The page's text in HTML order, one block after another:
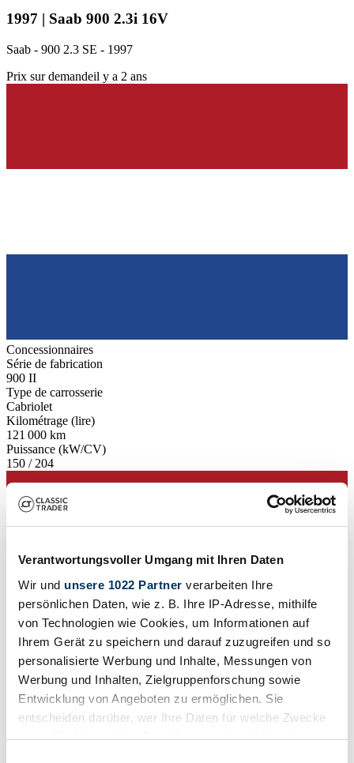
Verantwortungsvoller Umgang mit Ihren Daten
Wir und unsere 1022 Partner verarbeiten Ihre
persönlichen Daten, wie z. B. Ihre IP-Adresse, mithilfe
von Technologien wie Cookies, um Informationen auf
Ihrem Gerät zu speichern und darauf zuzugreifen und so
personalisierte Werbung und Inhalte, Messungen von
Werbung und Inhalten, Zielgruppenforschung sowie
Entwicklung von Angeboten zu ermöglichen. Sie
entscheiden darüber, wer Ihre Daten für welche Zwecke
nutzt. Sie können Ihre Einwilligung jederzeit über die
1997 | Saab 900 2.3i 16V
Saab - 900 2.3 SE - 1997
Prix sur demandeil y a 2 ans
Concessionnaires
Série de fabrication
900 II
Type de carrosserie
Cabriolet
Kilométrage (lire)
121 000 km
Puissance (kW/CV)
150 / 204
Concessionnaires